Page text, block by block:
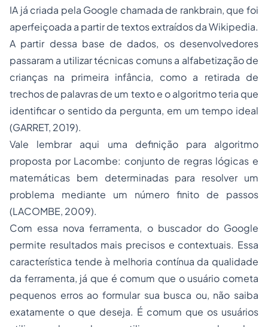
IA já criada pela Google chamada de rankbrain, que foi
aperfeiçoada a partir de textos extraídos da Wikipedia.
A partir dessa base de dados, os desenvolvedores
passaram a utilizar técnicas comuns a alfabetização de
crianças na primeira infância, como a retirada de
trechos de palavras de um texto e o algoritmo teria que
identificar o sentido da pergunta, em um tempo ideal
(GARRET, 2019).
Vale lembrar aqui uma definição para algoritmo
proposta por Lacombe: conjunto de regras lógicas e
matemáticas bem determinadas para resolver um
problema mediante um número finito de passos
(LACOMBE, 2009).
Com essa nova ferramenta, o buscador do Google
permite resultados mais precisos e contextuais. Essa
característica tende à melhoria contínua da qualidade
da ferramenta, já que é comum que o usuário cometa
pequenos erros ao formular sua busca ou, não saiba
exatamente o que deseja. É comum que os usuários